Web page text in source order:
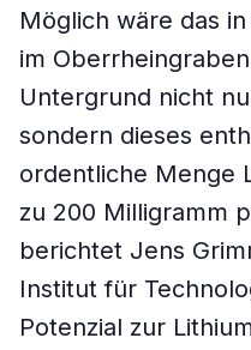
Möglich wäre das
im
Untergrund nicht
sondern dieses
ordentliche Menge
zu 200 Milligramm
berichtet Jens
Institut für
Potenzial zur